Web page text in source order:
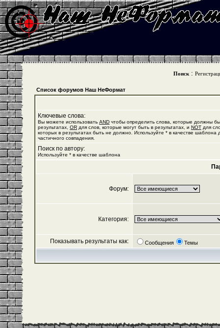
Поиск :
Список форумов Наш НеФормат
Ключевые слова:
Вы можете использовать AND чтобы определить слова, которые должны
результатах, OR для слов, которые могут быть в результатах, и NOT для
которых в результатах быть не должно. Используйте * в качестве шаблона
частичного совпадения.
Поиск по автору:
Используйте * в качестве шаблона
Форум:
Категория:
Показывать результаты как: Сообщения Темы